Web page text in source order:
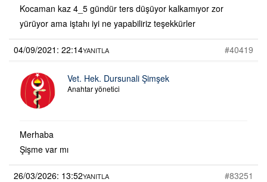
Kocaman kaz 4_5 gündür ters düşüyor kalkamıyor zor
yürüyor ama iştahı iyi ne yapabiliriz teşekkürler
04/09/2021: 22:14 #40419
YANITLA
Vet. Hek. Dursunali Şimşek
Anahtar yönetici
Merhaba
Şişme var mı
26/03/2026: 13:52 #83251
YANITLA